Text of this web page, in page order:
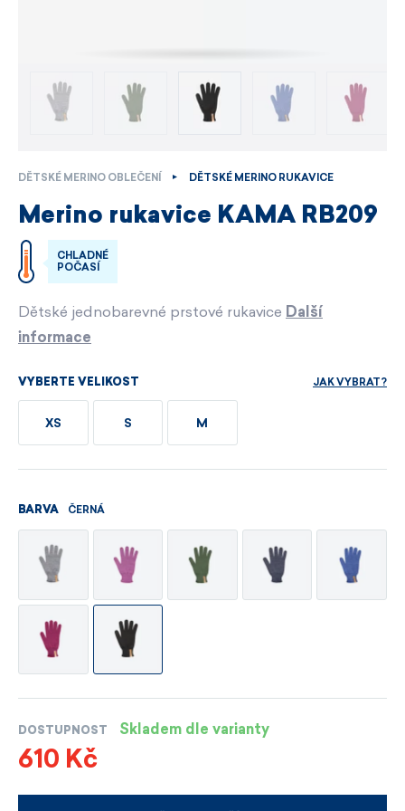
DĚTSKÉ MERINO OBLEČENÍ DĚTSKÉ MERINO RUKAVICE
Merino rukavice KAMA RB209
CHLADNÉ
POČASÍ
Dětské jednobarevné prstové rukavice Další
informace
VYBERTE VELIKOST JAK VYBRAT?
XS S M
BARVA ČERNÁ
DOSTUPNOST Skladem dle varianty
610 Kč